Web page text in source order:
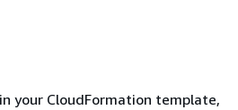
your CloudFormation template,